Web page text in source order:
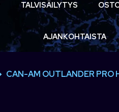
TALVISÄILYTYS
AJANKOHTAISTA
CAN-AM OUTLANDER